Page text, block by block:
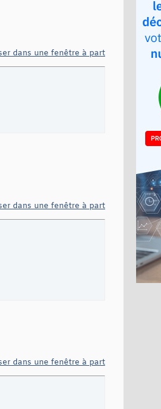
dans une fenêtre à part
dans une fenêtre à part
dans une fenêtre à part